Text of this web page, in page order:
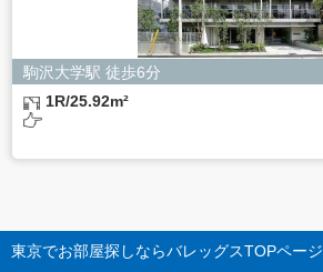
駒沢大学駅 徒歩6分
1R/25.92m²
東京でお部屋探しならバレッグスTOPページ